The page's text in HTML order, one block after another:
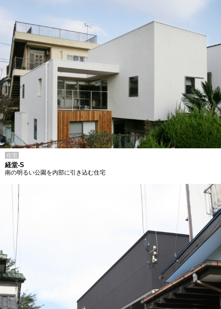
住宅
経堂-S
南の明るい公園を内部に引き込む住宅